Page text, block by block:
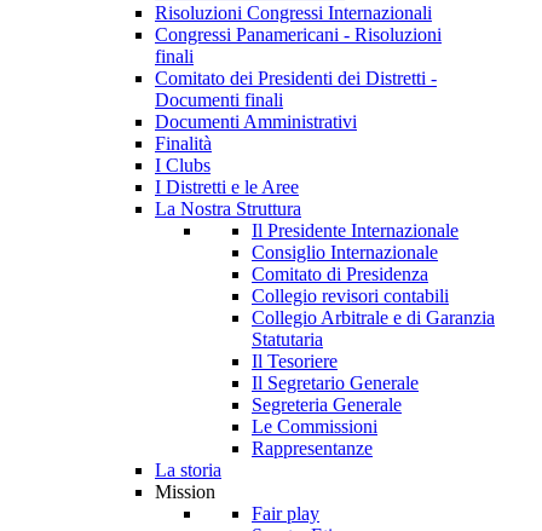
Risoluzioni Congressi Internazionali
Congressi Panamericani - Risoluzioni
finali
Comitato dei Presidenti dei Distretti -
Documenti finali
Documenti Amministrativi
Finalità
I Clubs
I Distretti e le Aree
La Nostra Struttura
Il Presidente Internazionale
Consiglio Internazionale
Comitato di Presidenza
Collegio revisori contabili
Collegio Arbitrale e di Garanzia
Statutaria
Il Tesoriere
Il Segretario Generale
Segreteria Generale
Le Commissioni
Rappresentanze
La storia
Mission
Fair play